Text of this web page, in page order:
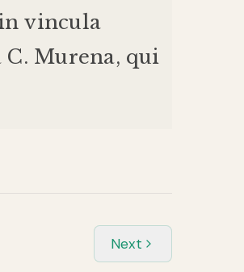
vincula
C. Murena, qui
Next